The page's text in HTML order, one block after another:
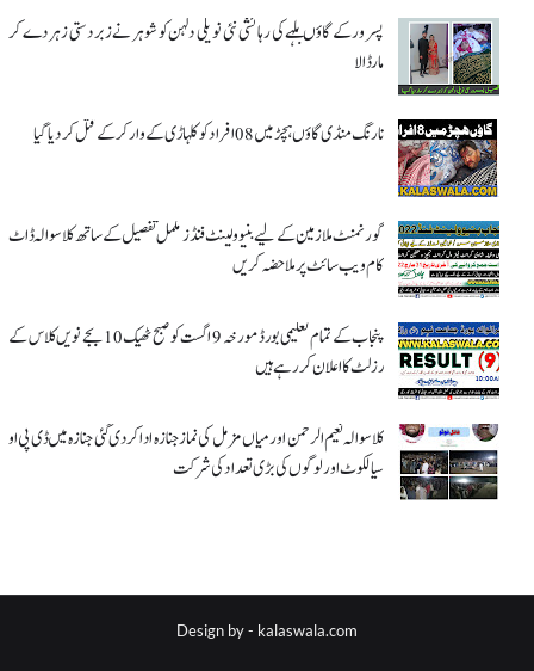
پسرور کے گاؤں بلہے کی رہائشی نئی نویلی دلہن کو شوہر نے زبردستی زہر دے کر
مار ڈالا
نارنگ منڈی گاؤں ہچڑ میں 08 افراد کو کلہاڑی کے وار کر کے قتل کر دیا گیا
گورنمنٹ ملازمین کے لیے بنیوولینٹ فنڈز مکمل تفصیل کے ساتھ کلاسوالہ ڈاٹ
کام ویب سائٹ پر ملاحضہ کریں
پنجاب کے تمام تعلیمی بورڈ مورخہ 9 اگست کو صبح ٹھیک 10 بجے نویں کلاس کے
رزلٹ کا اعلان کر رہے ہیں
کلاسوالہ نعیم الرحمن اور میاں مزمل کی نماز جنازہ ادا کر دی گئی جنازہ میں ڈی پی او
سیالکوٹ اور لوگوں کی بڑی تعداد کی شرکت
Design by - kalaswala.com